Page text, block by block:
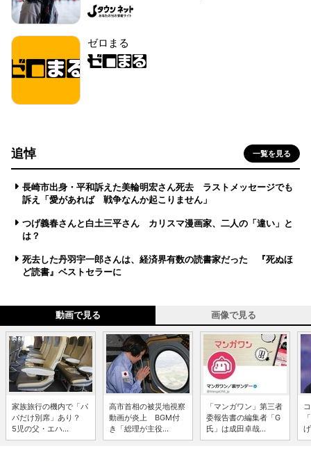
ゼロまる
追悼 一覧を見る
長崎市出身・平和訴えた美輪明宏さん死去 ラストメッセージでも
訴え「愛があれば 戦争なんか起こりません」
つげ義春さんと白土三平さん カリスマ漫画家、二人の「違い」と
は？
死去した丹羽宇一郎さんは、経済界有数の読書家だった 『死ぬほ
ど読書』ベストセラーに
動画で見る 画像で見る
家族旅行の機内で「パ
パだけ別席」あり？
5児の父・エハ...
高市首相の被災地視察
動画が炎上 BGM付
き「総理が主役...
「マンガワン」第三者
委報告書の編集者「G
氏」は成田卓哉...